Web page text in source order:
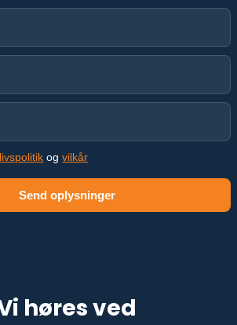
ogvilkår
Send oplysninger
høres ved